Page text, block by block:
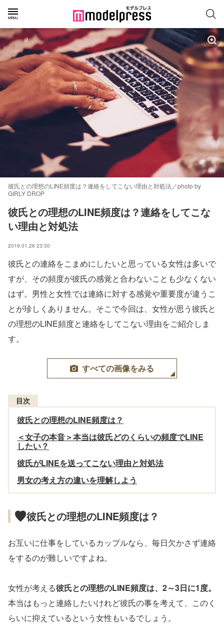
彼氏との理想のLINE頻度は？連絡をしてこない理由と対処法／photo by
GIRLY DROP
彼氏との理想のLINE頻度は？連絡をしてこな
い理由と対処法
2019.01.26 23:30
彼氏との連絡をこまめにしたいと思っている女性は多いで
すが、その頻度が彼氏の感覚と合わないことも少なくない
はず。男性と女性では連絡に対する感覚や重要度が違うこ
とが珍しくありません。そこで今回は、女性が思う彼氏と
の理想のLINE頻度と連絡をしてこない理由をご紹介しま
す。
すべての画像をみる
目次
彼氏との理想のLINE頻度は？
＜女子の本音＞本当は彼氏どのくらいの頻度でLINE
したい？
彼氏がLINEを送ってこない理由と対処法
男女の考え方の違いを理解しよう
彼氏との理想のLINE頻度は？
お互いに仕事をしているカップルなら、毎日欠かさず連絡
をするのが難しいですよね。
女性が考える彼氏との理想のLINE頻度は、2～3日に1度。
本当はもっと連絡したいけれど彼氏の事を考えて、このく
らいに抑えているという女性もいるでしょう。